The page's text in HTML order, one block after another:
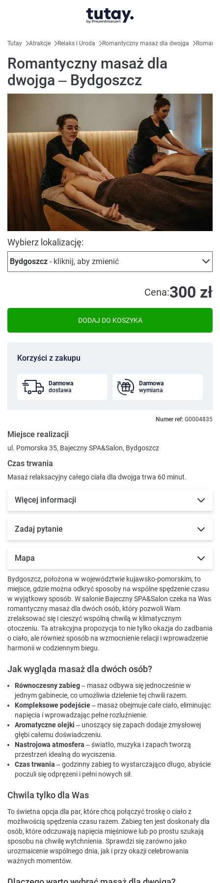
Tutay Atrakcje Relaks i Uroda Romantyczny masaż dla dwojga
Romantyczny masaż dla
dwojga – Bydgoszcz
Wybierz lokalizację:
Bydgoszcz - kliknij, aby zmienić
Cena:300 zł
DODAJ DO KOSZYKA
Korzyści z zakupu
Darmowa
dostawa
Darmowa
wymiana
Numer ref: G0004835
Miejsce realizacji
ul. Pomorska 35, Bajeczny SPA&Salon, Bydgoszcz
Czas trwania
Masaż relaksacyjny całego ciała dla dwojga trwa 60 minut.
Więcej informacji
Zadaj pytanie
Mapa
Bydgoszcz, położona w województwie kujawsko-pomorskim, to
miejsce, gdzie można odkryć sposoby na wspólne spędzenie czasu
w wyjątkowy sposób. W salonie Bajeczny SPA&Salon czeka na Was
romantyczny masaż dla dwóch osób, który pozwoli Wam
zrelaksować się i cieszyć wspólną chwilą w klimatycznym
otoczeniu. Ta atrakcyjna propozycja to nie tylko okazja do zadbania
o ciało, ale również sposób na wzmocnienie relacji i wprowadzenie
harmonii w codziennym biegu.
Jak wygląda masaż dla dwóch osób?
Równoczesny zabieg– masaż odbywa się jednocześnie w
jednym gabinecie, co umożliwia dzielenie tej chwili razem.
Kompleksowe podejście– masaż obejmuje całe ciało, eliminując
napięcia i wprowadzając pełne rozluźnienie.
Aromatyczne olejki – unoszący się zapach dodaje zmysłowej
głębi całemu doświadczeniu.
Nastrojowa atmosfera – światło, muzyka i zapach tworzą
przestrzeń idealną do wyciszenia.
Czas trwania – godzinny zabieg to wystarczająco długo, abyście
poczuli się odprężeni i pełni nowych sił.
Chwila tylko dla Was
To świetna opcja dla par, które chcą połączyć troskę o ciało z
możliwością spędzenia czasu razem. Zabieg ten jest doskonały dla
osób, które odczuwają napięcia mięśniowe lub po prostu szukają
sposobu na chwilę wytchnienia. Sprawdzi się zarówno jako
urozmaicenie wspólnego dnia, jak i przy okazji celebrowania
ważnych momentów.